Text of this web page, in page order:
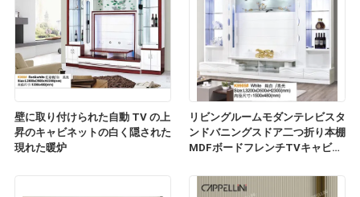
壁に取り付けられた自動 TV の上
昇のキャビネットの白く隠された
現れた暖炉
リビングルームモダンテレビスタ
ンドバニングスドア二つ折り本棚
MDFボードフレンチTVキャビネ